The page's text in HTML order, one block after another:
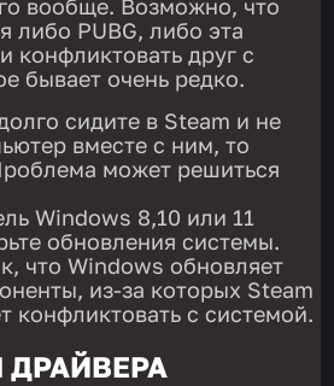
вообще. Возможно, что
либо PUBG, либо эта
конфликтовать друг с
бывает очень редко.
сидите в Steam и не
вместе с ним, то
может решиться
Windows 8,10 или 11
обновления системы.
что Windows обновляет
из-за которых Steam
конфликтовать с системой.